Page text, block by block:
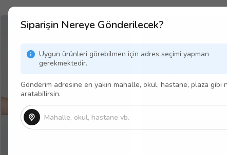
Siparişin Nereye Gönderilecek?
Uygun ürünleri görebilmen için adres seçimi yapman
gerekmektedir.
Gönderim adresine en yakın mahalle, okul, hastane, plaza gibi
aratabilirsin.
TREND TASARIM